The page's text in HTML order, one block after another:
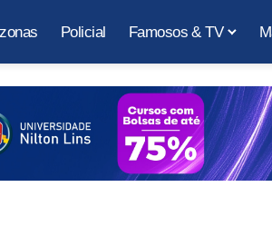
Policial Famosos & TV